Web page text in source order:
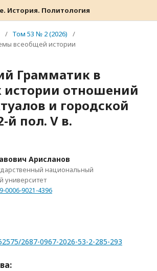
История. Политология
/ Том 53 № 2 (2026)
/
всеобщей истории
Грамматик в
истории отношений
и городской
й пол. V в.
Арисланов
национальный
университет
0006-9021-4396
2687-0967-2026-53-2-285-293